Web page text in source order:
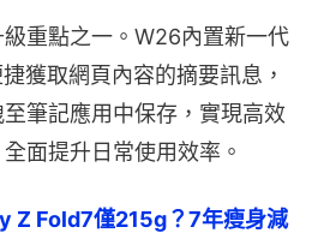
重點之一。W26內置新一代
獲取網頁內容的摘要訊息，
筆記應用中保存，實現高效
面提升日常使用效率。
Z Fold7僅215g？7年瘦身減